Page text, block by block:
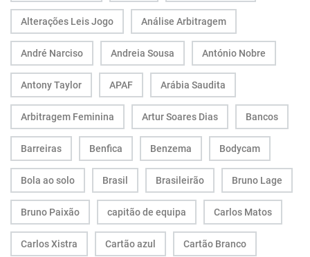
Alterações Leis Jogo Análise Arbitragem
André Narciso Andreia Sousa António Nobre
Antony Taylor APAF Arábia Saudita
Arbitragem Feminina Artur Soares Dias Bancos
Barreiras Benfica Benzema Bodycam
Bola ao solo Brasil Brasileirão Bruno Lage
Bruno Paixão capitão de equipa Carlos Matos
Carlos Xistra Cartão azul Cartão Branco